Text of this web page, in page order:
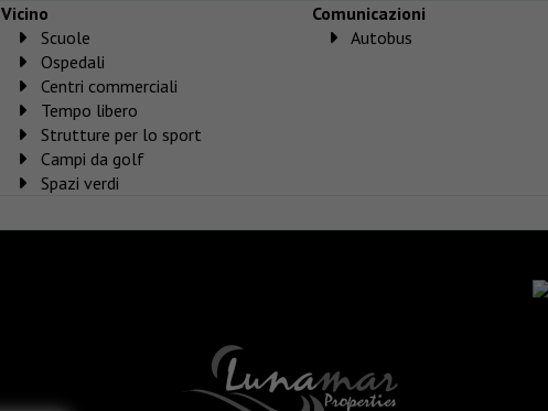
Vicino
Scuole
Ospedali
Centri commerciali
Tempo libero
Strutture per lo sport
Campi da golf
Spazi verdi
Comunicazioni
Autobus